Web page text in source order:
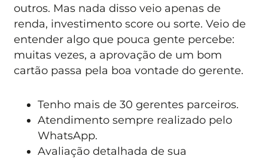
outros. Mas nada disso veio apenas de
renda, investimento score ou sorte. Veio de
entender algo que pouca gente percebe:
muitas vezes, a aprovação de um bom
cartão passa pela boa vontade do gerente.
Tenho mais de 30 gerentes parceiros.
Atendimento sempre realizado pelo
WhatsApp.
Avaliação detalhada de sua